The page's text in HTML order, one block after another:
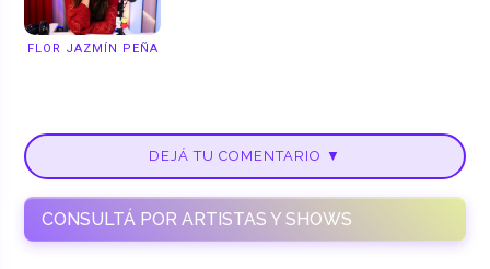
FLOR JAZMÍN PEÑA
DEJÁ TU COMENTARIO ▼
CONSULTÁ POR ARTISTAS Y SHOWS